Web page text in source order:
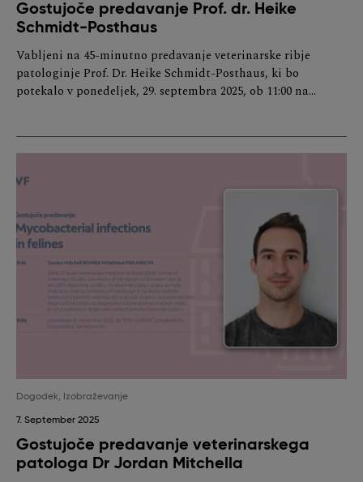
Gostujoče predavanje Prof. dr. Heike
Schmidt-Posthaus
Vabljeni na 45-minutno predavanje veterinarske ribje
patologinje Prof. Dr. Heike Schmidt-Posthaus, ki bo
potekalo v ponedeljek, 29. septembra 2025, ob 11:00 na…
Dogodek, Izobraževanje
7. September 2025
Gostujoče predavanje veterinarskega
patologa Dr Jordan Mitchella